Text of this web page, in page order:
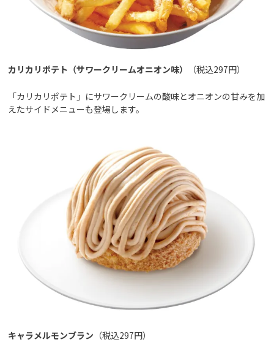
カリカリポテト（サワークリームオニオン味） （税込297円）
「カリカリポテト」にサワークリームの酸味とオニオンの甘みを加
えたサイドメニューも登場します。
キャラメルモンブラン （税込297円）